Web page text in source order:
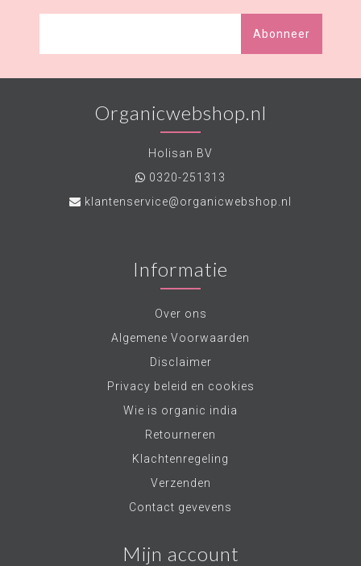
Abonneer
Organicwebshop.nl
Holisan BV
0320-251313
klantenservice@organicwebshop.nl
Informatie
Over ons
Algemene Voorwaarden
Disclaimer
Privacy beleid en cookies
Wie is organic india
Retourneren
Klachtenregeling
Verzenden
Contact gevevens
Mijn account